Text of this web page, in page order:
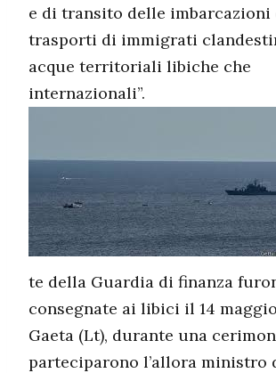
e di transito delle imbarcazioni
trasporti di immigrati
acque territoriali libiche che
internazionali”.
te della Guardia di finanza
consegnate ai libici il 14
Gaeta (Lt), durante una
parteciparono l’allora ministro